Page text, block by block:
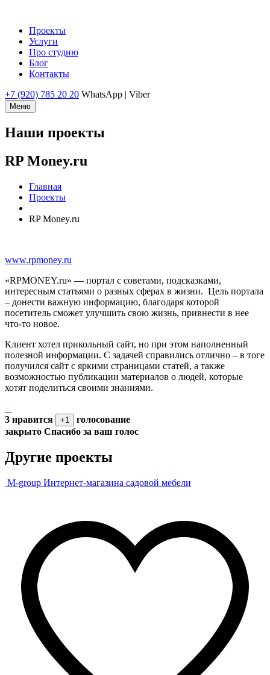
Проекты
Услуги
Про студию
Блог
Контакты
+7 (920) 785 20 20 WhatsApp | Viber
Меню
Наши проекты
RP Money.ru
Главная
Проекты
RP Money.ru
www.rpmoney.ru
«RPMONEY.ru» — портал с советами, подсказками,
интересным статьями о разных сферах в жизни. Цель портала
– донести важную информацию, благодаря которой
посетитель сможет улучшить свою жизнь, привнести в нее
что-то новое.
Клиент хотел прикольный сайт, но при этом наполненный
полезной информации. С задачей справились отлично – в тоге
получился сайт с яркими страницами статей, а также
возможностью публикации материалов о людей, которые
хотят поделиться своими знаниями.
3 нравится
голосование
закрыто Спасибо за ваш голос
Другие проекты
M-group Интернет-магазина садовой мебели